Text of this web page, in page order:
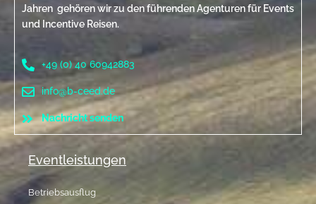
Jahren gehören wir zu den führenden Agenturen für Events
und Incentive Reisen.
+49 (0) 40 60942883
info@b-ceed.de
Nachricht senden
Eventleistungen
Betriebsausflug